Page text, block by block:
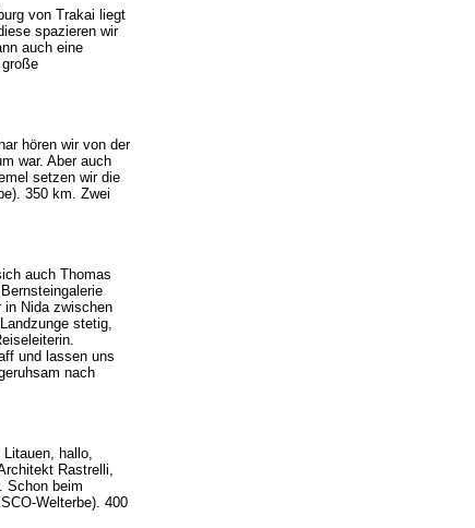
von Trakai liegt
spazieren wir
auch eine
hören wir von der
war. Aber auch
setzen wir die
350 km. Zwei
auch Thomas
in Nida zwischen
stetig,
und lassen uns
nach
hallo,
Rastrelli,
Schon beim
Welterbe). 400